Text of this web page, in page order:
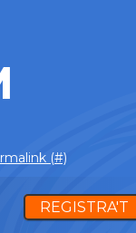
(#)
REGISTRA'T